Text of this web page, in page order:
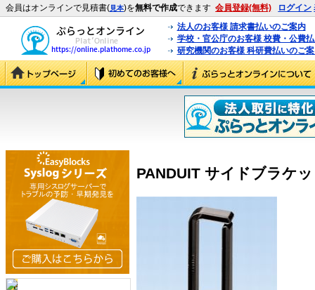
会員はオンラインで見積書(見本)を無料で作成できます 会員登録(無料) ログイン
法人のお客様 請求書払いのご案内
学校・官公庁のお客様 校費・公費
研究機関のお客様 科研費払いのご
PANDUIT サイドブラケ